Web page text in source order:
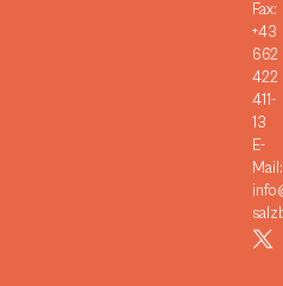
Fax:
+43
662
422
411-
13
E-
Mail: